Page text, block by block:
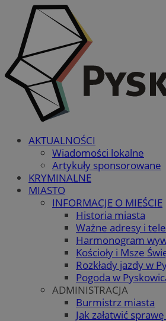
AKTUALNOŚCI
Wiadomości lokalne
Artykuły sponsorowane
KRYMINALNE
MIASTO
INFORMACJE O MIEŚCIE
Historia miasta
Ważne adresy i
Harmonogram
Kościoły i Msze
Rozkłady jazdy w
Pogoda w
ADMINISTRACJA
Burmistrz miasta
Jak załatwić